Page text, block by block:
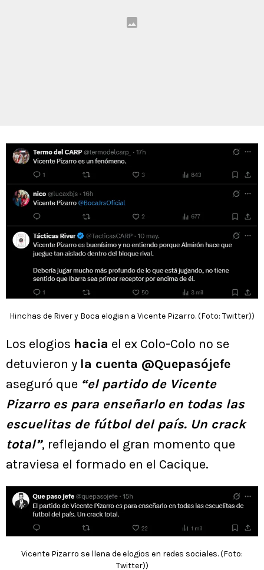
Hinchas de River y Boca elogian a Vicente Pizarro. (Foto: Twitter))
Los elogios hacia el ex Colo-Colo no se
detuvieron y la cuenta @Quepasójefe
aseguró que “el partido de Vicente
Pizarro es para enseñarlo en todas las
escuelitas de fútbol del país. Un crack
total”, reflejando el gran momento que
atraviesa el formado en el Cacique.
Vicente Pizarro se llena de elogios en redes sociales. (Foto:
Twitter))